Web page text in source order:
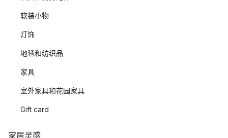
软装小物
灯饰
地毯和纺织品
家具
室外家具和花园家具
Gift card
家居灵感